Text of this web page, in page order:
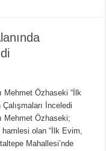
Mehmet Özhaseki “İlk
Çalışmaları İnceledi
Mehmet Özhaseki;
olan “İlk Evim,
Mahallesi’nde